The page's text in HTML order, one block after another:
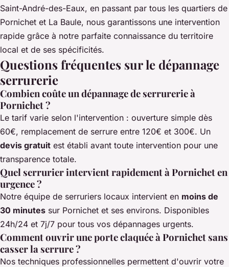
Saint-André-des-Eaux, en passant par tous les quartiers de
Pornichet et La Baule, nous garantissons une intervention
rapide grâce à notre parfaite connaissance du territoire
local et de ses spécificités.
Questions fréquentes sur le dépannage
serrurerie
Combien coûte un dépannage de serrurerie à
Pornichet ?
Le tarif varie selon l'intervention : ouverture simple dès
60€, remplacement de serrure entre 120€ et 300€. Un
devis gratuit est établi avant toute intervention pour une
transparence totale.
Quel serrurier intervient rapidement à Pornichet en
urgence ?
Notre équipe de serruriers locaux intervient en moins de
30 minutes sur Pornichet et ses environs. Disponibles
24h/24 et 7j/7 pour tous vos dépannages urgents.
Comment ouvrir une porte claquée à Pornichet sans
casser la serrure ?
Nos techniques professionnelles permettent d'ouvrir votre